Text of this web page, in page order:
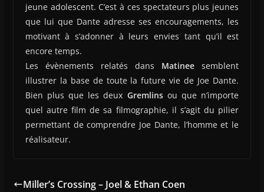
jeune adolescent. C’est à ces spectateurs plus jeunes
que lui que Dante adresse ses encouragements, les
motivant à s’adonner à leurs envies tant qu’il est
encore temps.
Les évènements relatés dans Matinee semblent
illustrer la base de toute la future vie de Joe Dante.
Bien plus que les deux Gremlinsou que n’importe
quel autre film de sa filmographie, il s’agit du pilier
permettant de comprendre Joe Dante, l’homme et le
réalisateur.
Miller’s Crossing – Joel & Ethan Coen